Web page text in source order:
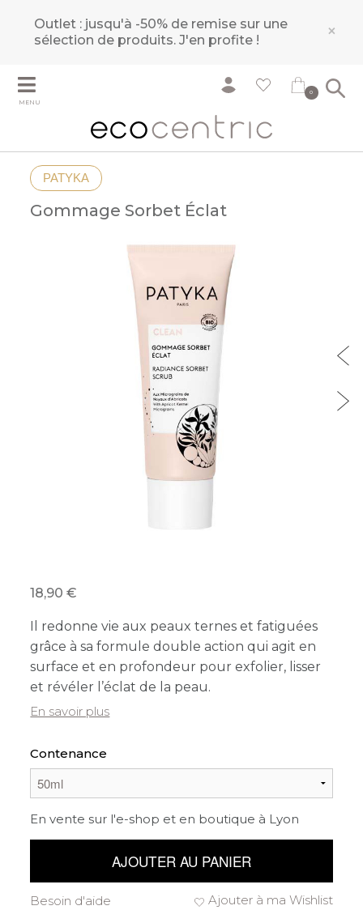
Outlet : jusqu'à -50% de remise sur une
sélection de produits.J'en profite ! ×
MENU
0
PATYKA
Gommage Sorbet Éclat
18,90
Il redonne vie aux peaux ternes et fatiguées
grâce à sa formule double action qui agit en
surface et en profondeur pour exfolier, lisser
et révéler l’éclat de la peau.
En savoir plus
Contenance
En vente sur l'e-shop et en boutique à Lyon
AJOUTER AU PANIER
Ajouter à ma Wishlist
Besoin d'aide